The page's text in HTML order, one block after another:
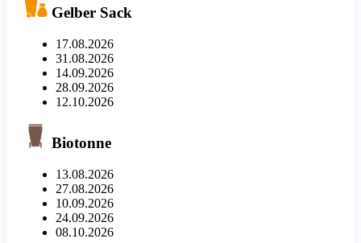
Gelber Sack
17.08.2026
31.08.2026
14.09.2026
28.09.2026
12.10.2026
Biotonne
13.08.2026
27.08.2026
10.09.2026
24.09.2026
08.10.2026